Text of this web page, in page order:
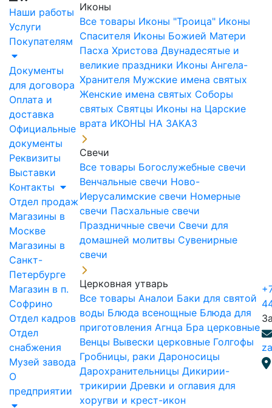
Наши работы
Услуги
Покупателям
Документы
для договора
Оплата и
доставка
Официальные
документы
Реквизиты
Выставки
Контакты
Отдел продаж
Магазины в
Москве
Магазины в
Санкт-
Петербурге
Магазин в п.
Софрино
Отдел кадров
Отдел
снабжения
Музей завода
О
предприятии
Иконы
Все товары Иконы "Троица" Иконы
Спасителя Иконы Божией Матери
Пасха Христова Двунадесятые и
великие праздники Иконы Ангела-
Хранителя Мужские имена святых
Женские имена святых Соборы
святых Святцы Иконы на Царские
врата ИКОНЫ НА ЗАКАЗ
Свечи
Все товары Богослужебные свечи
Венчальные свечи Ново-
Иерусалимские свечи Номерные
свечи Пасхальные свечи
Праздничные свечи Свечи для
домашней молитвы Сувенирные
свечи
Церковная утварь
Все товары Аналои Баки для святой
воды Блюда всенощные Блюда для
приготовления Агнца Бра церковные
Венцы Вывески церковные Голгофы
Гробницы, раки Дароносицы
Дарохранительницы Дикирии-
трикирии Древки и оглавия для
хоругви и крест-икон